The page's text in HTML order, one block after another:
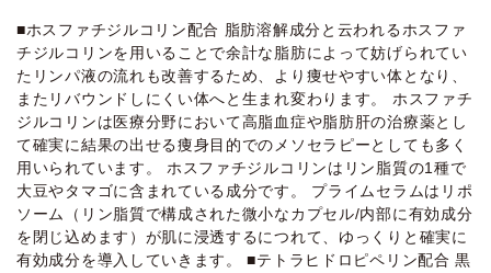
■ホスファチジルコリン配合 脂肪溶解成分と云われるホスファ
チジルコリンを用いることで余計な脂肪によって妨げられてい
たリンパ液の流れも改善するため、より痩せやすい体となり、
またリバウンドしにくい体へと生まれ変わります。 ホスファチ
ジルコリンは医療分野において高脂血症や脂肪肝の治療薬とし
て確実に結果の出せる痩身目的でのメソセラピーとしても多く
用いられています。 ホスファチジルコリンはリン脂質の1種で
大豆やタマゴに含まれている成分です。 プライムセラムはリポ
ソーム（リン脂質で構成された微小なカプセル/内部に有効成分
を閉じ込めます）が肌に浸透するにつれて、ゆっくりと確実に
有効成分を導入していきます。 ■テトラヒドロピペリン配合 黒